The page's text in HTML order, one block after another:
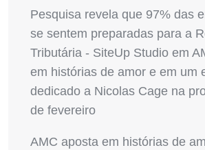
Pesquisa revela que 97% das
se sentem preparadas para a
Tributária - SiteUp Studio em
em histórias de amor e em um
dedicado a Nicolas Cage na
de fevereiro
AMC aposta em histórias de